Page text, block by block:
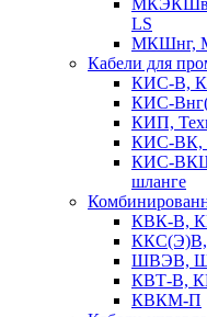
LS
МКШнг,
Кабели для
КИС-В,
КИС-
КИП,
КИС-ВК,
КИС-
шланге
КВК-В,
ШВЭВ,
КВТ-В,
КВКМ-П